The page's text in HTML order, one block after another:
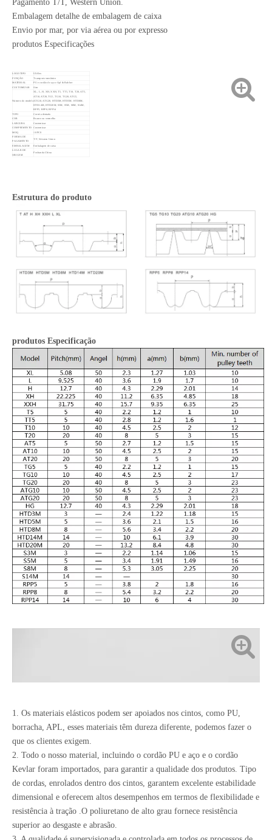
Pagamento T/T, Western Union.
Embalagem detalhe de embalagem de caixa
Envio por mar, por via aérea ou por expresso
produtos Especificações
LOGOTIPO
Uliflex
FUNÇÃO
Transporte mecânico
MATERIAL
PU e cordão de aço e Apl & Rubber
CUSTOMIZAR
Sim
Número do modelo
XL, L, H, XH, XXH, T5, TT5, T10, T20, AT5,
AT10, AT20, TG5, TG10, TG20, ATG5,
ATG10, ATG20, HTD3M, HTD5M, HTD8M,
HTD14M, HTD20M, S3M, S5M, S8M, S14M,
RPP5, RPP8, RPP14
TIPO
Correia dentada
COR
Branco ou vermelho
LARGURA
Customizar
COMPRIMENTO
Customizar
MOQ
10 PCS
FORMA DE
PAGAMENTO
T/T, Western Union
EMBALAGEM
Embalagem de caixa
LUGAR DE
ORIGEM
Foshan da China
Estrutura do produto
produtos Especificação
1. Os materiais elásticos podem ser apoiados nos cintos, como PU,
borracha, APL, esses materiais têm dureza diferente, podemos fazer o
que os clientes exigem.
2. Todo o nosso material, incluindo o cordão PU e aço e o cordão
Kevlar foram importados, para garantir a qualidade dos produtos. Tipo
de cordas, enrolados dentro dos cintos, garantem excelente estabilidade
dimensional e oferecem altos desempenhos em termos de flexibilidade e
resistência à tração .O poliuretano de alto grau fornece resistência
superior ao desgaste e abrasão.